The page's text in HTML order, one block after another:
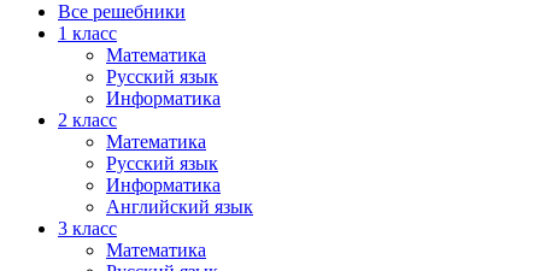
Все решебники
1 класс
Математика
Русский язык
Информатика
2 класс
Математика
Русский язык
Информатика
Английский язык
3 класс
Математика